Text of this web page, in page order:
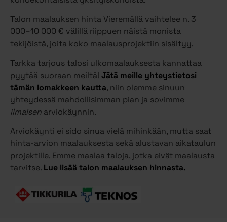
Talon maalauksen hinta Vieremällä vaihtelee n. 3
000–10 000 € välillä riippuen näistä monista
tekijöistä, joita koko maalausprojektiin sisältyy.
Tarkka tarjous talosi ulkomaalauksesta kannattaa
pyytää suoraan meiltä! Jätä meille yhteystietosi
tämän lomakkeen kautta, niin olemme sinuun
yhteydessä mahdollisimman pian ja sovimme
ilmaisen arviokäynnin.
Arviokäynti ei sido sinua vielä mihinkään, mutta saat
hinta-arvion maalauksesta sekä alustavan aikataulun
projektille. Emme maalaa taloja, jotka eivät maalausta
tarvitse. Lue lisää talon maalauksen hinnasta.